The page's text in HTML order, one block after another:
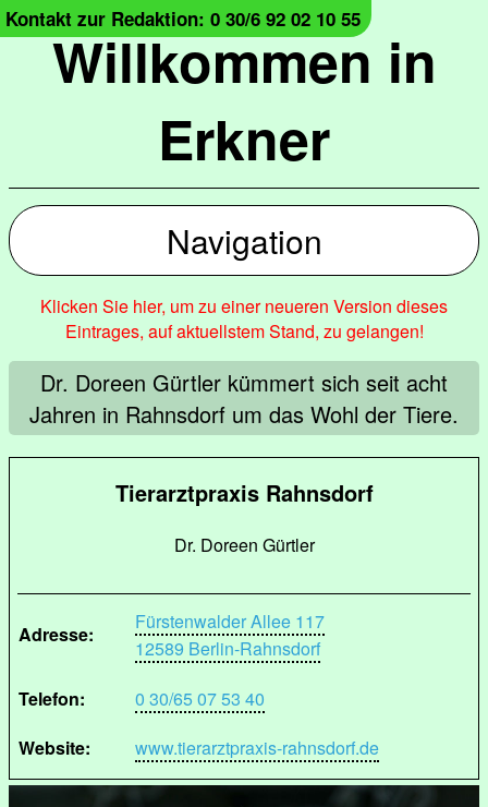
Willkommen in
Erkner
Kontakt zur Redaktion: 0 30/6 92 02 10 55
Navigation
Klicken Sie hier, um zu einer neueren Version dieses
Eintrages, auf aktuellstem Stand, zu gelangen!
Dr. Doreen Gürtler kümmert sich seit acht
Jahren in Rahnsdorf um das Wohl der Tiere.
Tierarztpraxis Rahnsdorf
Dr. Doreen Gürtler
Adresse:
Fürstenwalder Allee 117
12589 Berlin-Rahnsdorf
Telefon:
0 30/65 07 53 40
Website:
www.tierarztpraxis-rahnsdorf.de